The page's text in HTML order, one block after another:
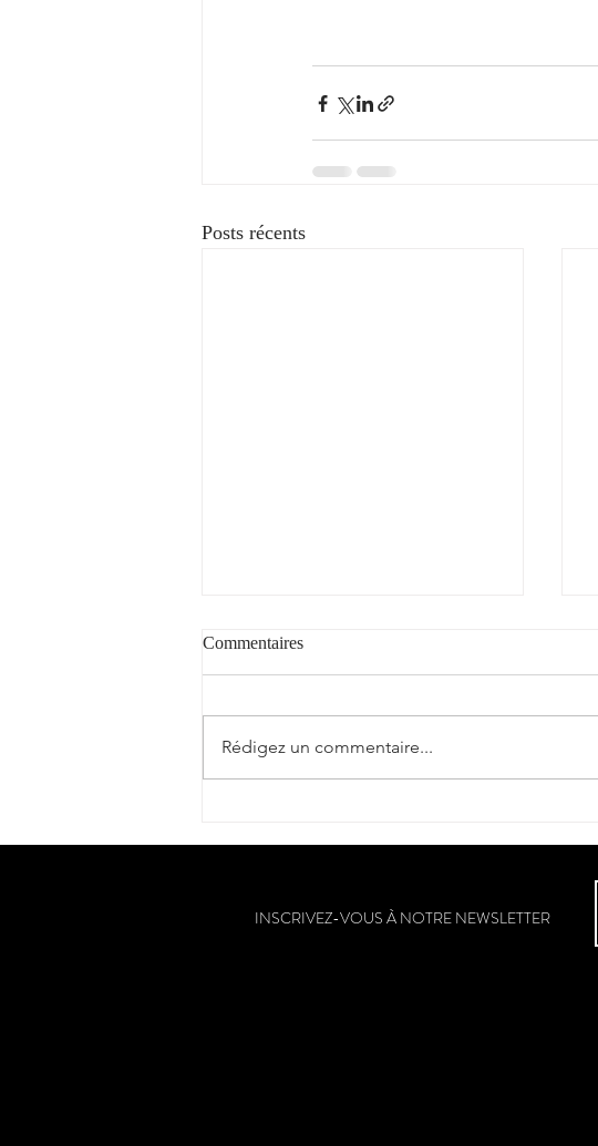
Posts récents
"Cantèra"
Commentaires
Rédigez un commentaire...
INSCRIVEZ-VOUS À NOTRE NEWSLETTER